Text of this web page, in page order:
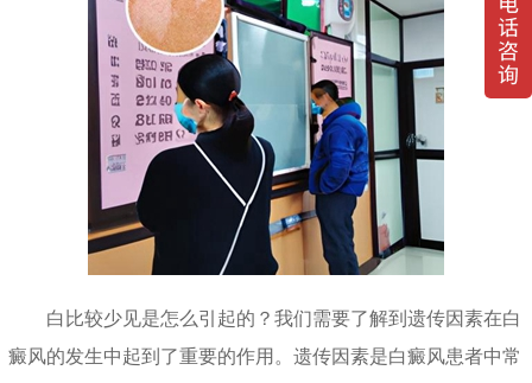
白比较少见是怎么引起的？我们需要了解到遗传因素在白
癜风的发生中起到了重要的作用。遗传因素是白癜风患者中常